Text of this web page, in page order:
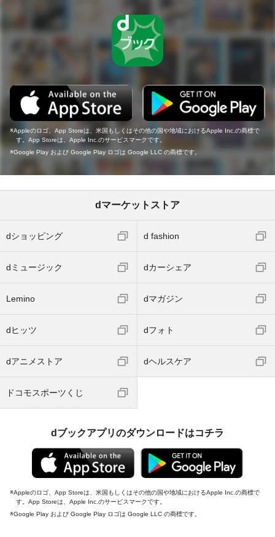
Appleのロゴ、App Storeは、米国もしくはその他の国や地域におけるApple Inc.の商標で
す。App Storeは、Apple Inc.のサービスマークです。
Google Play および Google Play ロゴは Google LLC の商標です。
dマーケットストア
dショッピング d fashion
dミュージック dカーシェア
Lemino dマガジン
dヒッツ dフォト
dアニメストア dヘルスケア
ドコモスポーツくじ
dブックアプリのダウンロードはコチラ
Appleのロゴ、App Storeは、米国もしくはその他の国や地域におけるApple Inc.の商標で
す。App Storeは、Apple Inc.のサービスマークです。
Google Play および Google Play ロゴは Google LLC の商標です。